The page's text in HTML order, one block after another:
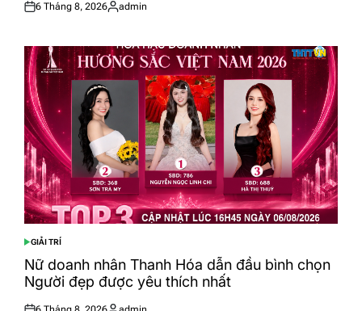
Posted
6 Tháng 8, 2026
Posted
admin
POSTED
IN
GIẢI TRÍ
Nữ doanh nhân Thanh Hóa dẫn đầu bình chọn
Người đẹp được yêu thích nhất